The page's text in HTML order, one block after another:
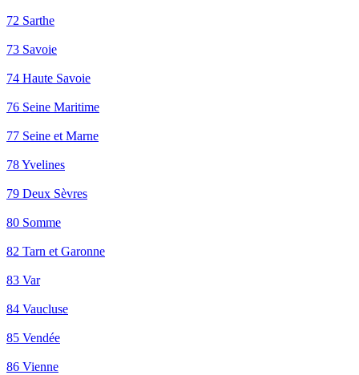
72 Sarthe
73 Savoie
74 Haute Savoie
76 Seine Maritime
77 Seine et Marne
78 Yvelines
79 Deux Sèvres
80 Somme
82 Tarn et Garonne
83 Var
84 Vaucluse
85 Vendée
86 Vienne